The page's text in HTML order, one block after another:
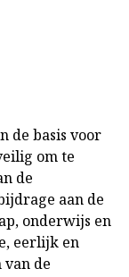
de basis voor
om te
de
aan de
onderwijs en
eerlijk en
de